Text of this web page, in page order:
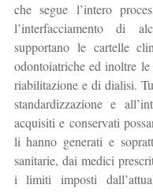
che segue l’intero
l’interfacciamento di
supportano le cartelle
odontoiatriche ed inoltre
riabilitazione e di dialisi.
standardizzazione e
acquisiti e conservati
li hanno generati e
sanitarie, dai medici
i limiti imposti